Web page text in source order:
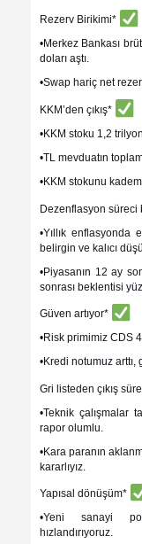
Rezerv Birikimi*
•Merkez Bankası
doları aştı.
•Swap hariç net
KKM’den çıkış*
•KKM stoku 1,2
•TL mevduatın
•KKM stokunu
Dezenflasyon süreci
•Yıllık
belirgin ve kalıcı
•Piyasanın 12 ay
sonrası beklentisi
Güven artıyor*
•Risk primimiz CDS
•Kredi notumuz
Gri listeden çıkış
•Teknik çalışmalar
rapor olumlu.
•Kara paranın
kararlıyız.
Yapısal dönüşüm*
•Yeni sanayi
hızlandırıyoruz.